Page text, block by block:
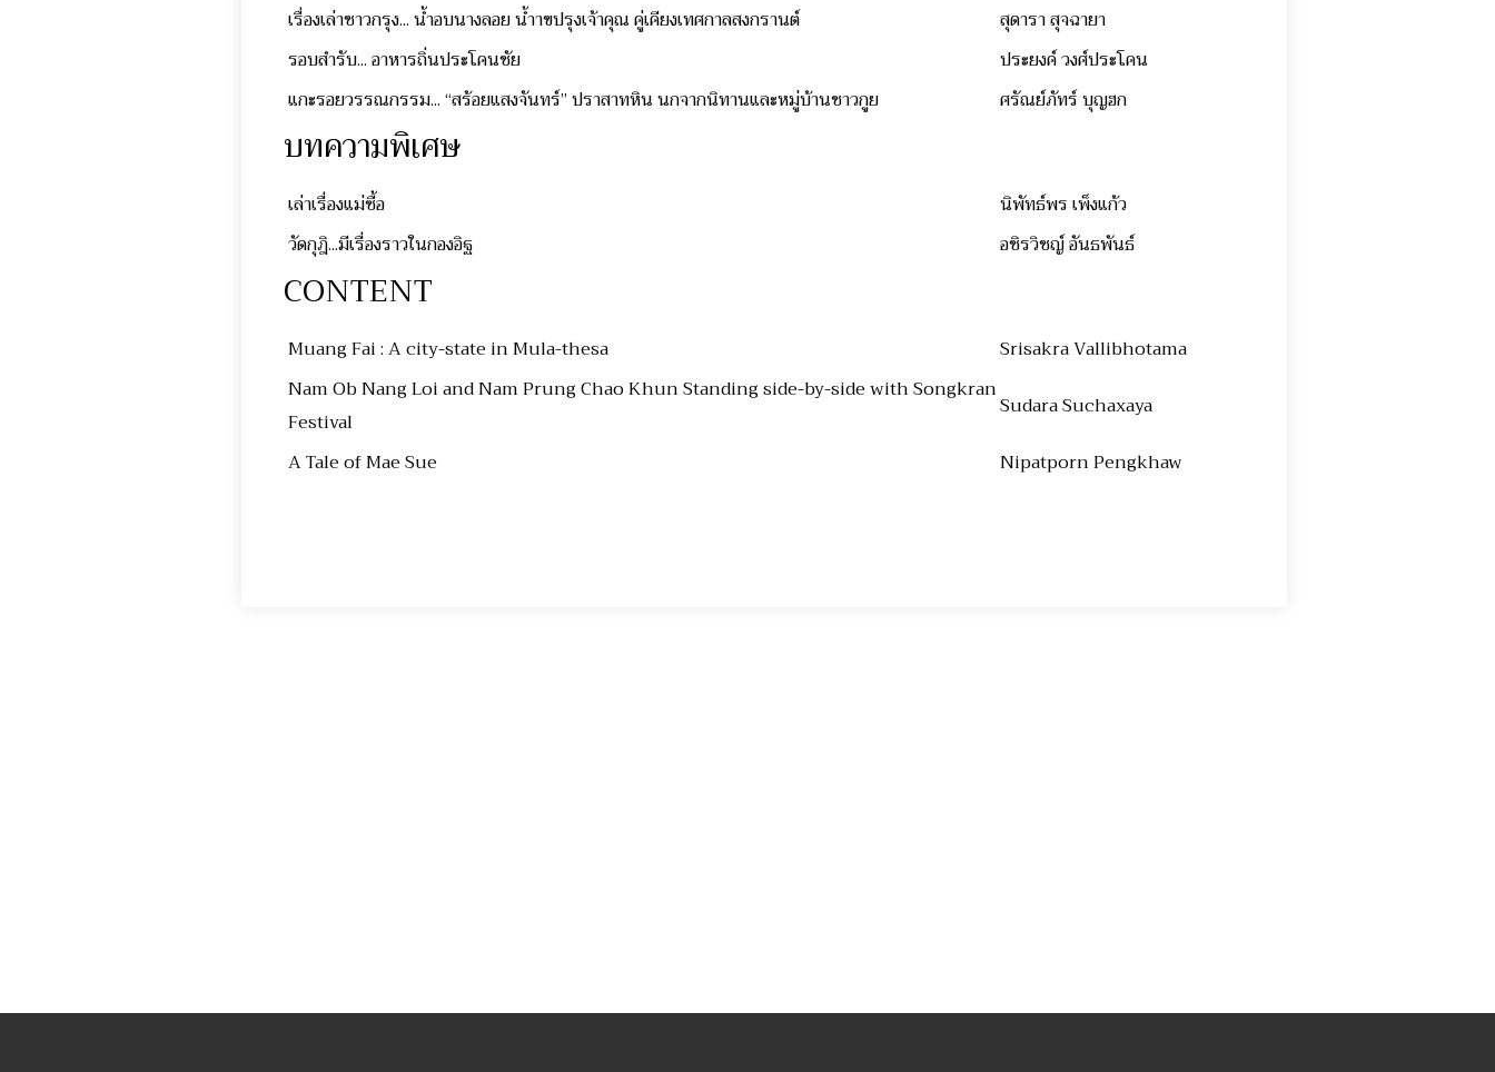
เรื่องเล่าชาวกรุง... น้ำอบนางลอย น้ำาฃปรุงเจ้าคุณ คู่เคียงเทศกาลสงกรานต์
สุดารา สุจฉายา
รอบสำรับ... อาหารถิ่นประโคนชัย
ประยงค์ วงศ์ประโคน
แกะรอยวรรณกรรม... “สร้อยแสงจันทร์” ปราสาทหิน นกจากนิทานและหมู่บ้านชาวกูย
ศรัณย์ภัทร์ บุญฮก
บทความพิเศษ
เล่าเรื่องแม่ซื้อ
นิพัทธ์พร เพ็งแก้ว
วัดกุฎิ...มีเรื่องราวในกองอิฐ
อชิรวิชญ์ อันธพันธ์
CONTENT
Muang Fai : A city-state in Mula-thesa
Srisakra Vallibhotama
Nam Ob Nang Loi and Nam Prung Chao Khun Standing side-by-side with Songkran
Festival
Sudara Suchaxaya
A Tale of Mae Sue
Nipatporn Pengkhaw